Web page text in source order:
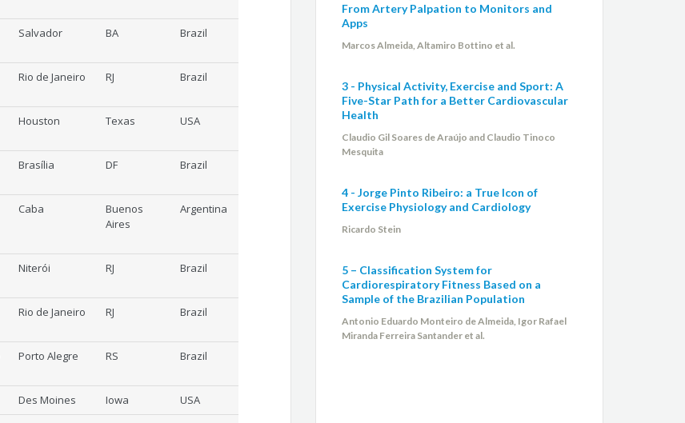
Salvador BA Brazil
Rio de Janeiro RJ Brazil
Houston Texas USA
Brasília DF Brazil
Caba
Buenos
Aires
Argentina
Niterói RJ Brazil
Rio de Janeiro RJ Brazil
Porto Alegre RS Brazil
Des Moines Iowa
USA
From Artery Palpation to Monitors and
Apps
Marcos Almeida, Altamiro Bottino et al.
3 - Physical Activity, Exercise and Sport: A
Five-Star Path for a Better Cardiovascular
Health
Claudio Gil Soares de Araújo and Claudio Tinoco
Mesquita
4 - Jorge Pinto Ribeiro: a True Icon of
Exercise Physiology and Cardiology
Ricardo Stein
5 – Classification System for
Cardiorespiratory Fitness Based on a
Sample of the Brazilian Population
Antonio Eduardo Monteiro de Almeida, Igor Rafael
Miranda Ferreira Santander et al.